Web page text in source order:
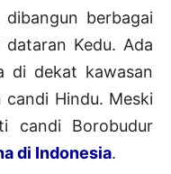
berbagai
Kedu. Ada
di dekat kawasan
Hindu. Meski
candi Borobudur
di Indonesia.